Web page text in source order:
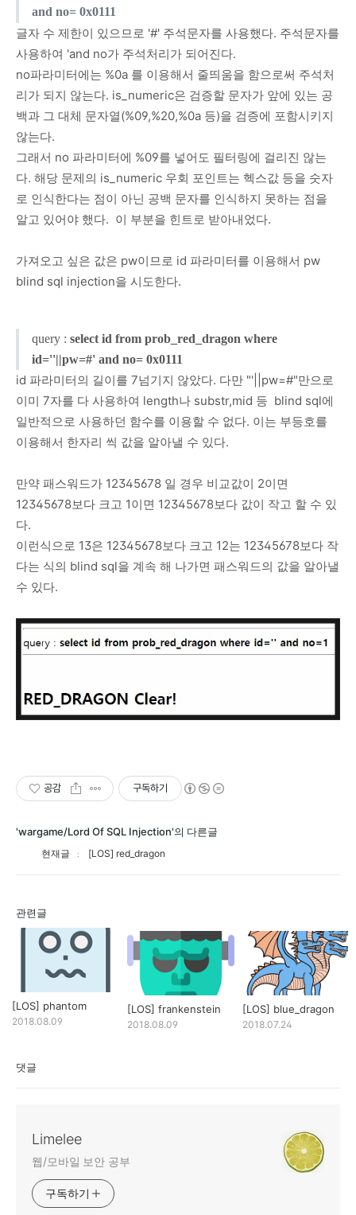
and no= 0x0111
글자 수 제한이 있으므로 '#' 주석문자를 사용했다. 주석문자를
사용하여 'and no가 주석처리가 되어진다.
no파라미터에는 %0a 를 이용해서 줄띄움을 함으로써 주석처
리가 되지 않는다. is_numeric은 검증할 문자가 앞에 있는 공
백과 그 대체 문자열(%09,%20,%0a 등)을 검증에 포함시키지
않는다.
그래서 no 파라미터에 %09를 넣어도 필터링에 걸리진 않는
다. 해당 문제의 is_numeric 우회 포인트는 헥스값 등을 숫자
로 인식한다는 점이 아닌 공백 문자를 인식하지 못하는 점을
알고 있어야 했다. 이 부분을 힌트로 받아내었다.
가져오고 싶은 값은 pw이므로 id 파라미터를 이용해서 pw
blind sql injection을 시도한다.
query : select id from prob_red_dragon where
id=''||pw=#' and no= 0x0111
id 파라미터의 길이를 7넘기지 않았다. 다만 "'||pw=#"만으로
이미 7자를 다 사용하여 length나 substr,mid 등 blind sql에
일반적으로 사용하던 함수를 이용할 수 없다. 이는 부등호를
이용해서 한자리 씩 값을 알아낼 수 있다.
만약 패스워드가 12345678 일 경우 비교값이 2이면
12345678보다 크고 1이면 12345678보다 값이 작고 할 수 있
다.
이런식으로 13은 12345678보다 크고 12는 12345678보다 작
다는 식의 blind sql을 계속 해 나가면 패스워드의 값을 알아낼
수 있다.
공감 구독하기
'wargame/Lord Of SQL Injection'의 다른글
현재글 [LOS] red_dragon
관련글
[LOS] phantom
2018.08.09
[LOS] frankenstein
2018.08.09
[LOS] blue_dragon
2018.07.24
댓글
Limelee
웹/모바일 보안 공부
구독하기